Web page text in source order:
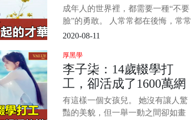
成年人的世界裡，都需要一種“不要
臉”的勇敢。 人常常都在後悔，常常
將“早知道......”作為失去機會後的反
過就是被最無用卻也放不下的面子
所累，可還是打心眼裡覺得“面子大
於天”，委屈可
2020-08-11
厚黑學
李子柒：14歲輟學打
工，卻活成了1600萬網
友想活的樣子
有這樣一個女孩兒。 她沒有讓人驚
豔的美貌，但一舉一動之間卻如畫